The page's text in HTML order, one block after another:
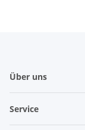
Über uns
Service